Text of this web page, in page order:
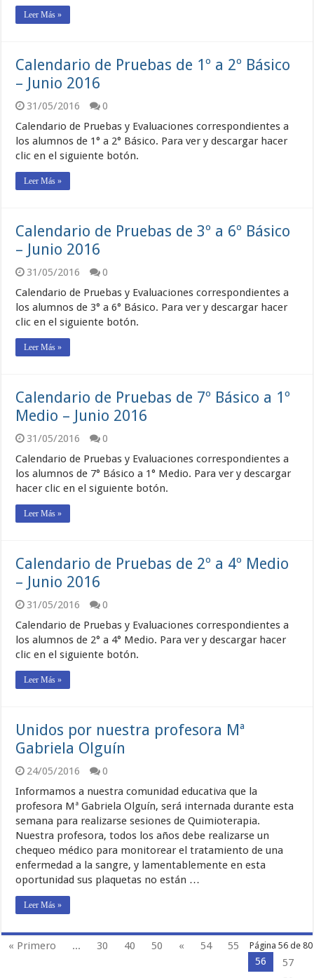
Leer Más »
Calendario de Pruebas de 1º a 2º Básico
– Junio 2016
31/05/2016
0
Calendario de Pruebas y Evaluaciones correspondientes a
los alumnos de 1° a 2° Básico. Para ver y descargar hacer
clic en el siguiente botón.
Leer Más »
Calendario de Pruebas de 3º a 6º Básico
– Junio 2016
31/05/2016
0
Calendario de Pruebas y Evaluaciones correspondientes a
los alumnos de 3° a 6° Básico. Para ver y descargar hacer
clic en el siguiente botón.
Leer Más »
Calendario de Pruebas de 7º Básico a 1º
Medio – Junio 2016
31/05/2016
0
Calendario de Pruebas y Evaluaciones correspondientes a
los alumnos de 7° Básico a 1° Medio. Para ver y descargar
hacer clic en el siguiente botón.
Leer Más »
Calendario de Pruebas de 2º a 4º Medio
– Junio 2016
31/05/2016
0
Calendario de Pruebas y Evaluaciones correspondientes a
los alumnos de 2° a 4° Medio. Para ver y descargar hacer
clic en el siguiente botón.
Leer Más »
Unidos por nuestra profesora Mª
Gabriela Olguín
24/05/2016
0
Informamos a nuestra comunidad educativa que la
profesora Mª Gabriela Olguín, será internada durante esta
semana para realizarse sesiones de Quimioterapia.
Nuestra profesora, todos los años debe realizarse un
chequeo médico para monitorear el tratamiento de una
enfermedad a la sangre, y lamentablemente en esta
oportunidad sus plaquetas no están …
Leer Más »
Página 56 de 80
« Primero ... 30 40 50 « 54
55
56
57